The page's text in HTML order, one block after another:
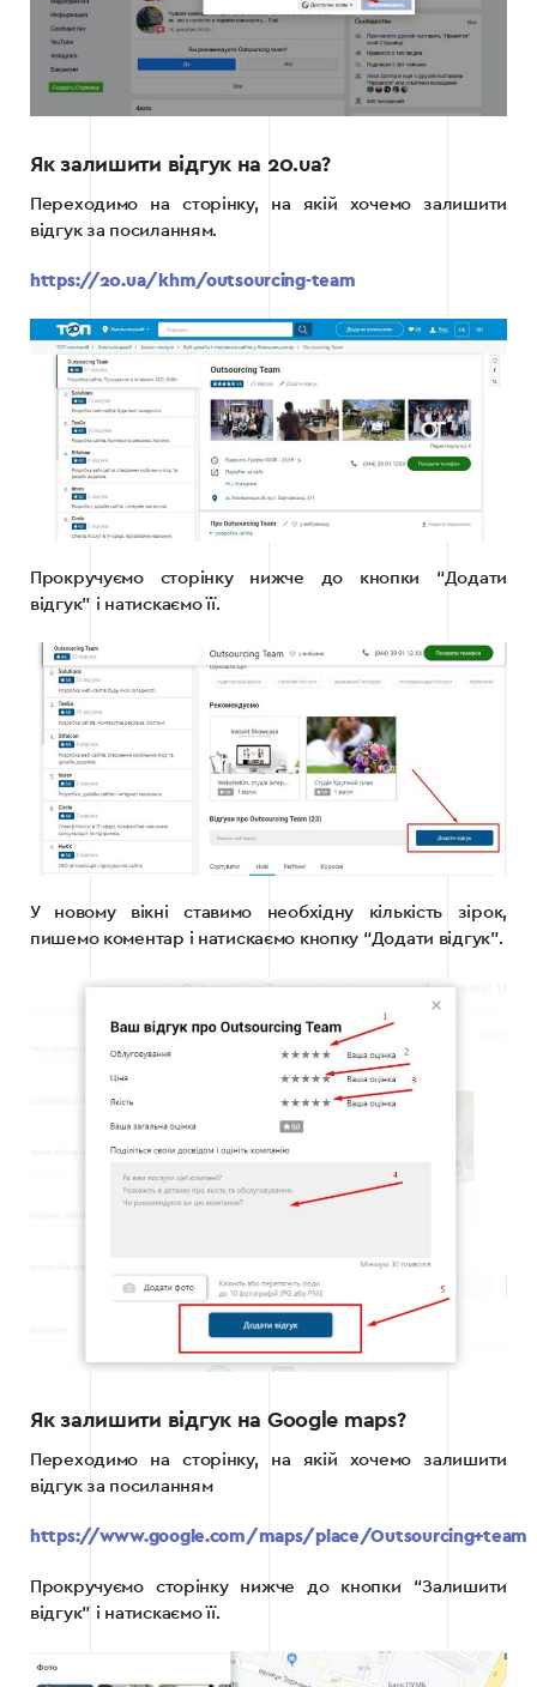
Як залишити відгук на 20.ua?
Переходимо на сторінку, на якій хочемо залишити
відгук за посиланням.
https://20.ua/khm/outsourcing-team
Прокручуємо сторінку нижче до кнопки “Додати
відгук” і натискаємо її.
У новому вікні ставимо необхідну кількість зірок,
пишемо коментар і натискаємо кнопку “Додати відгук”.
Як залишити відгук на Google maps?
Переходимо на сторінку, на якій хочемо залишити
відгук за посиланням
https://www.google.com/maps/place/Outsourcing+team
Прокручуємо сторінку нижче до кнопки “Залишити
відгук” і натискаємо її.